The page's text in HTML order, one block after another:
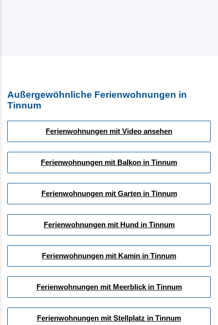
Außergewöhnliche Ferienwohnungen in
Tinnum
Ferienwohnungen mit Video ansehen
Ferienwohnungen mit Balkon in Tinnum
Ferienwohnungen mit Garten in Tinnum
Ferienwohnungen mit Hund in Tinnum
Ferienwohnungen mit Kamin in Tinnum
Ferienwohnungen mit Meerblick in Tinnum
Ferienwohnungen mit Stellplatz in Tinnum